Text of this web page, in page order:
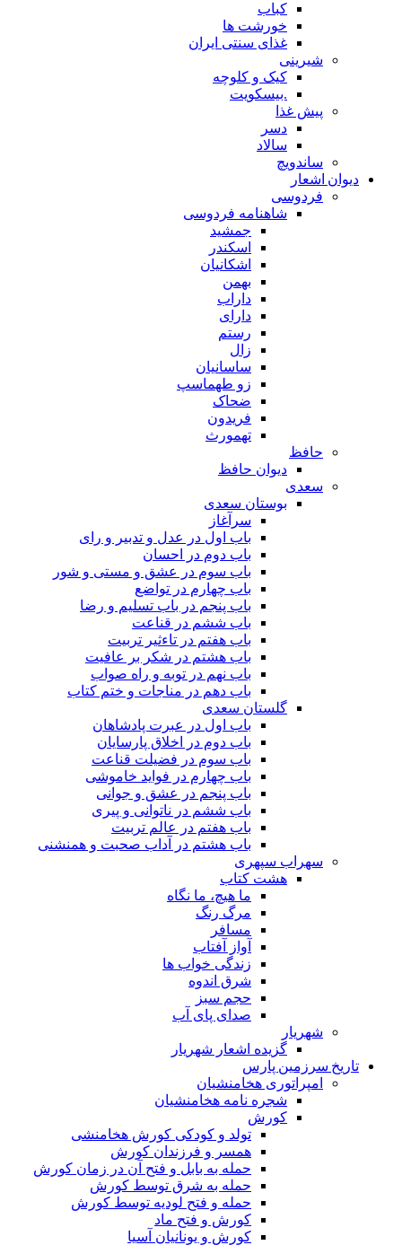
کباب
خورشت ها
غذای سنتی ایران
شیرینی
کیک و کلوچه
.بیسکویت
پیش غذا
دسر
سالاد
ساندویچ
دیوان اشعار
فردوسی
شاهنامه فردوسی
جمشید
اسکندر
اشکانیان
بهمن
داراب
دارای
رستم
زال
ساسانیان
زو طهماسپ‏
ضحاک
فریدون
تهمورث
حافظ
دیوان حافظ
سعدی
بوستان سعدی
سرآغاز
باب اول در عدل و تدبیر و رای
باب دوم در احسان
باب سوم در عشق و مستی و شور
باب چهارم در تواضع
باب پنجم در باب تسلیم و رضا
باب ششم در قناعت
باب هفتم در تاءثیر تربیت
باب هشتم در شکر بر عافیت
باب نهم در توبه و راه صواب
باب دهم در مناجات و ختم کتاب
گلستان سعدی
باب اول در عبرت پادشاهان
باب دوم در اخلاق پارسایان
باب سوم در فضیلت قناعت
باب چهارم در فواید خاموشى
باب پنجم در عشق و جوانى
باب ششم در ناتوانى و پیرى
باب هفتم در عالم تربیت
باب هشتم در آداب صحبت و همنشنى
سهراب سپهری
هشت کتاب
ما هیچ، ما نگاه
مرگ رنگ
مسافر
آواز آفتاب
زندگی خواب ها
شرق اندوه
حجم سبز
صدای پای آب
شهریار
گزیده اشعار شهریار
تاریخ سرزمین پارس
امپراتوری هخامنشیان
شجره نامه هخامنشیان
کورش
تولد و کودکی کورش هخامنشی
همسر و فرزندان کورش
حمله به بابل و فتح آن در زمان کورش
حمله به شرق توسط کورش
حمله و فتح لودیه توسط کورش
کورش و فتح ماد
کورش و یونانیان آسیا